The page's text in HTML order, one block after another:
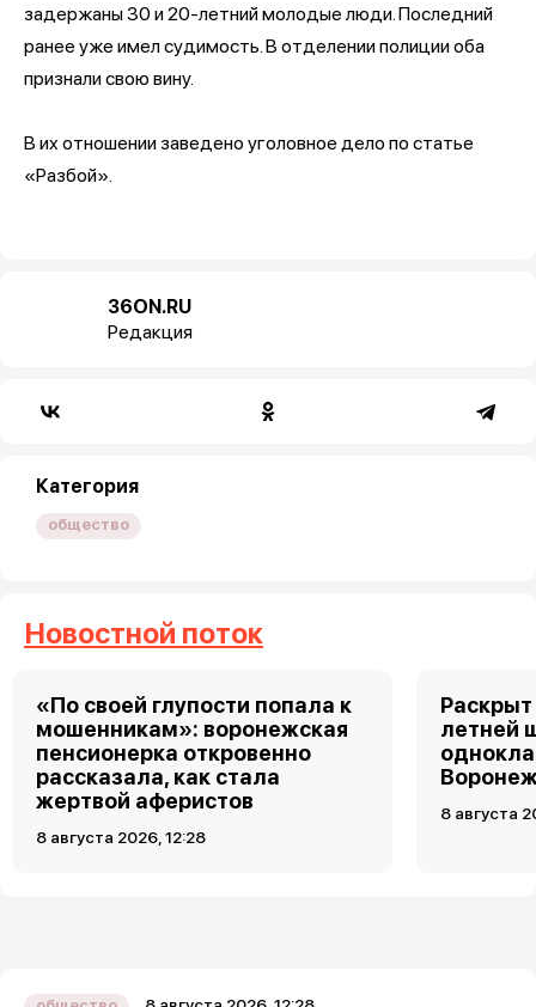
задержаны 30 и 20-летний молодые люди. Последний
ранее уже имел судимость. В отделении полиции оба
признали свою вину.
В их отношении заведено уголовное дело по статье
«Разбой».
36ON.RU
Редакция
Категория
общество
Новостной поток
«По своей глупости попала к
мошенникам»: воронежская
пенсионерка откровенно
рассказала, как стала
жертвой аферистов
8 августа 2026, 12:28
летней
8 августа